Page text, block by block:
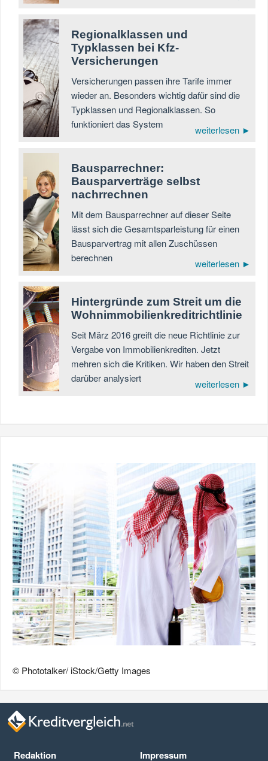
Regionalklassen und
Typklassen bei Kfz-
Versicherungen
Versicherungen passen ihre Tarife immer
wieder an. Besonders wichtig dafür sind die
Typklassen und Regionalklassen. So
funktioniert das System
weiterlesen ►
Bausparrechner:
Bausparverträge selbst
nachrrechnen
Mit dem Bausparrechner auf dieser Seite
lässt sich die Gesamtsparleistung für einen
Bausparvertrag mit allen Zuschüssen
berechnen
weiterlesen ►
Hintergründe zum Streit um die
Wohnimmobilienkreditrichtlinie
Seit März 2016 greift die neue Richtlinie zur
Vergabe von Immobilienkrediten. Jetzt
mehren sich die Kritiken. Wir haben den Streit
darüber analysiert
weiterlesen ►
© Phototalker/ iStock/Getty Images
Redaktion Impressum